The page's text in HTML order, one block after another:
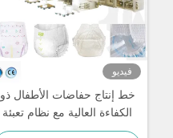
فيديو
خط إنتاج حفاضات الأطفال ذو
الكفاءة العالية مع نظام تعبئة
ذكي